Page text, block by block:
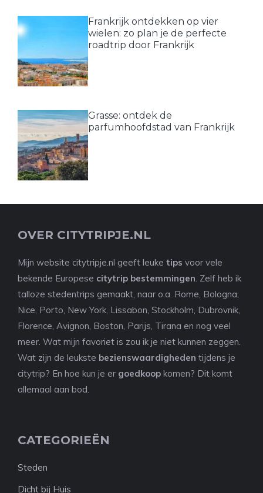
Frankrijk ontdekken op vier
wielen: zo plan je de perfecte
roadtrip door Frankrijk
Grasse: ontdek de
parfumhoofdstad van Frankrijk
OVER CITYTRIPJE.NL
Mijn website citytripje.nl geeft leuke tips voor vele
bekende Europese citytrip bestemmingen. Zelf heb ik
talloze stedentrips gemaakt, naar o.a. Rome, Bologna,
Nice, Porto, New York, Lissabon, Stockholm, Dubrovnik,
Florence, Avignon, Boston, Parijs, Tirana en nog veel
meer. Wat mijn favoriet is zou ik je niet kunnen zeggen.
Wat zijn de leukste bezienswaardigheden tijdens je
citytrip? En hoe kun je er goedkoop komen? Dit komt
allemaal aan bod.
CATEGORIEËN
Steden
Dicht bij Huis